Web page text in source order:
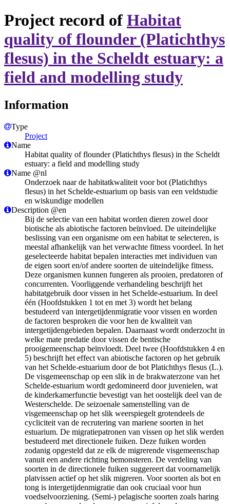
Project record of Habitat
quality of flounder (Platichthys
flesus) in the Scheldt estuary: a
field and modelling study
Information
Type
Project
Name
Habitat quality of flounder (Platichthys flesus) in the Scheldt
estuary: a field and modelling study
Name @nl
Onderzoek naar de habitatkwaliteit voor bot (Platichthys
flesus) in het Schelde-estuarium op basis van een veldstudie
en wiskundige modellen
Description @en
Bij de selectie van een habitat worden dieren zowel door
biotische als abiotische factoren beïnvloed. De uiteindelijke
beslissing van een organisme om een habitat te selecteren, is
meestal afhankelijk van het verwachte fitness voordeel. In het
geselecteerde habitat bepalen interacties met individuen van
de eigen soort en/of andere soorten de uiteindelijke fitness.
Deze organismen kunnen fungeren als prooien, predatoren of
concurrenten. Voorliggende verhandeling beschrijft het
habitatgebruik door vissen in het Schelde-estuarium. In deel
één (Hoofdstukken 1 tot en met 3) wordt het belang
bestudeerd van intergetijdenmigratie voor vissen en worden
de factoren besproken die voor hen de kwaliteit van
intergetijdengebieden bepalen. Daarnaast wordt onderzocht in
welke mate predatie door vissen de bentische
prooigemeenschap beïnvloedt. Deel twee (Hoofdstukken 4 en
5) beschrijft het effect van abiotische factoren op het gebruik
van het Schelde-estuarium door de bot Platichthys flesus (L.).
De visgemeenschap op een slik in de brakwaterzone van het
Schelde-estuarium wordt gedomineerd door juvenielen, wat
de kinderkamerfunctie bevestigt van het oostelijk deel van de
Westerschelde. De seizoenale samenstelling van de
visgemeenschap op het slik weerspiegelt grotendeels de
cycliciteit van de recrutering van mariene soorten in het
estuarium. De migratiepatronen van vissen op het slik werden
bestudeerd met directionele fuiken. Deze fuiken worden
zodanig opgesteld dat ze elk de migrerende visgemeenschap
vanuit een andere richting bemonsteren. De verdeling van
soorten in de directionele fuiken suggereert dat voornamelijk
platvissen actief op het slik migreren. Voor soorten als bot en
tong is intergetijdenmigratie dan ook cruciaal voor hun
voedselvoorziening. (Semi-) pelagische soorten zoals haring